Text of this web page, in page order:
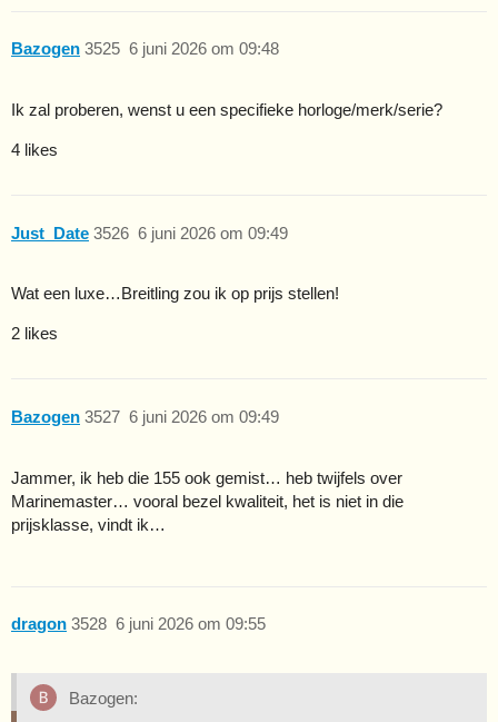
Bazogen 6 juni 2026 om 09:48
3525
Ik zal proberen, wenst u een specifieke horloge/merk/serie?
4 likes
Just_Date 6 juni 2026 om 09:49
3526
Wat een luxe…Breitling zou ik op prijs stellen!
2 likes
Bazogen 6 juni 2026 om 09:49
3527
Jammer, ik heb die 155 ook gemist… heb twijfels over
Marinemaster… vooral bezel kwaliteit, het is niet in die
prijsklasse, vindt ik…
dragon 6 juni 2026 om 09:55
3528
Bazogen: